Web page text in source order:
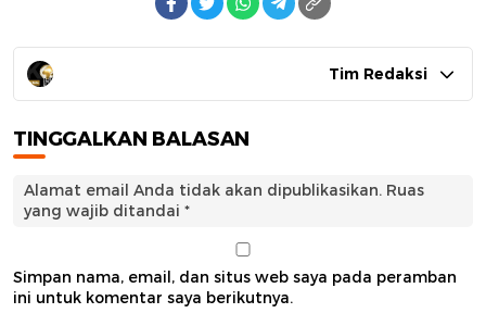
Tim Redaksi
TINGGALKAN BALASAN
Alamat email Anda tidak akan dipublikasikan. Ruas
yang wajib ditandai *
Simpan nama, email, dan situs web saya pada peramban
ini untuk komentar saya berikutnya.